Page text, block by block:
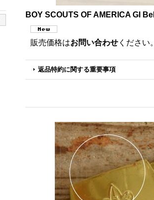
BOY SCOUTS OF AMERICA GI
販売価格はお問い合わせ ください。
返品特約に関する重要事項